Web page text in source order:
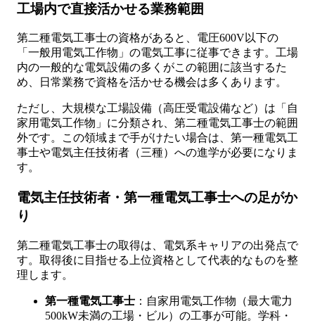
工場内で直接活かせる業務範囲
第二種電気工事士の資格があると、電圧600V以下の
「一般用電気工作物」の電気工事に従事できます。工場
内の一般的な電気設備の多くがこの範囲に該当するた
め、日常業務で資格を活かせる機会は多くあります。
ただし、大規模な工場設備（高圧受電設備など）は「自
家用電気工作物」に分類され、第二種電気工事士の範囲
外です。この領域まで手がけたい場合は、第一種電気工
事士や電気主任技術者（三種）への進学が必要になりま
す。
電気主任技術者・第一種電気工事士への足がか
り
第二種電気工事士の取得は、電気系キャリアの出発点で
す。取得後に目指せる上位資格として代表的なものを整
理します。
第一種電気工事士 ：自家用電気工作物（最大電力
500kW未満の工場・ビル）の工事が可能。学科・